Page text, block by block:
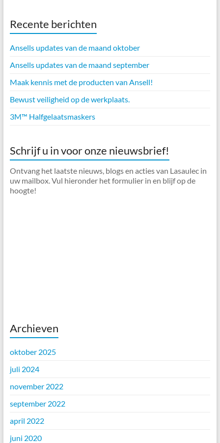
Recente berichten
Ansells updates van de maand oktober
Ansells updates van de maand september
Maak kennis met de producten van Ansell!
Bewust veiligheid op de werkplaats.
3M™ Halfgelaatsmaskers
Schrijf u in voor onze nieuwsbrief!
Ontvang het laatste nieuws, blogs en acties van Lasaulec in
uw mailbox. Vul hieronder het formulier in en blijf op de
hoogte!
Archieven
oktober 2025
juli 2024
november 2022
september 2022
april 2022
juni 2020